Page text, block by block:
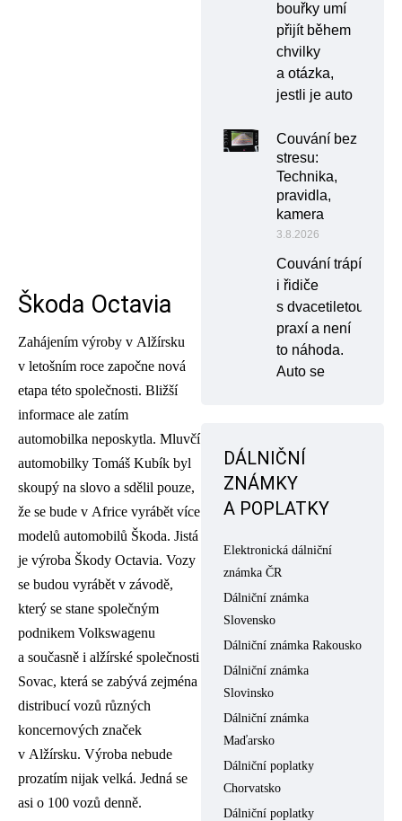
Škoda Octavia
Zahájením výroby v Alžírsku
v letošním roce započne nová
etapa této společnosti. Bližší
informace ale zatím
automobilka neposkytla. Mluvčí
automobilky Tomáš Kubík byl
skoupý na slovo a sdělil pouze,
že se bude v Africe vyrábět více
modelů automobilů Škoda. Jistá
je výroba Škody Octavia. Vozy
se budou vyrábět v závodě,
který se stane společným
podnikem Volkswagenu
a současně i alžírské společnosti
Sovac, která se zabývá zejména
distribucí vozů různých
koncernových značek
v Alžírsku. Výroba nebude
prozatím nijak velká. Jedná se
asi o 100 vozů denně.
bouřky umí
přijít během
chvilky
a otázka,
jestli je auto
Couvání bez
stresu:
Technika,
pravidla,
kamera
3.8.2026
Couvání trápí
i řidiče
s dvacetiletou
praxí a není
to náhoda.
Auto se
DÁLNIČNÍ
ZNÁMKY
A POPLATKY
Elektronická dálniční
známka ČR
Dálniční známka
Slovensko
Dálniční známka Rakousko
Dálniční známka
Slovinsko
Dálniční známka
Maďarsko
Dálniční poplatky
Chorvatsko
Dálniční poplatky